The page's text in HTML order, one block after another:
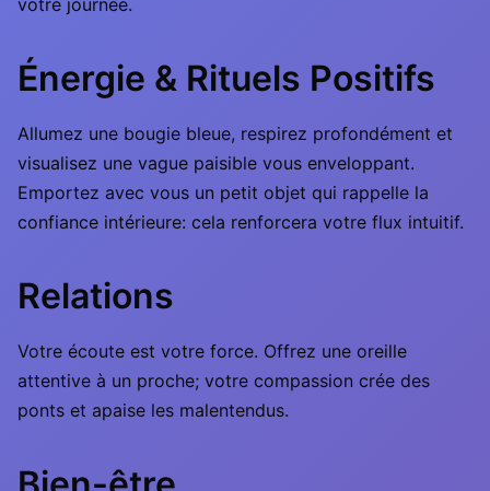
votre journée.
Énergie & Rituels Positifs
Allumez une bougie bleue, respirez profondément et
visualisez une vague paisible vous enveloppant.
Emportez avec vous un petit objet qui rappelle la
confiance intérieure: cela renforcera votre flux intuitif.
Relations
Votre écoute est votre force. Offrez une oreille
attentive à un proche; votre compassion crée des
ponts et apaise les malentendus.